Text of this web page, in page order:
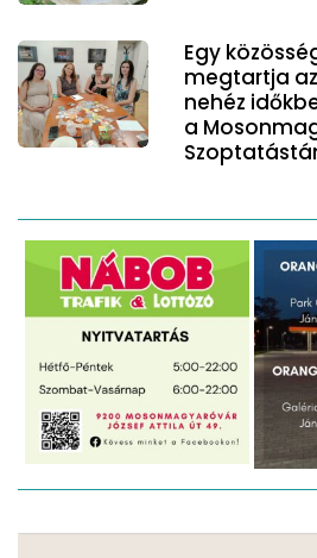
Egy
megtartja
nehéz
a